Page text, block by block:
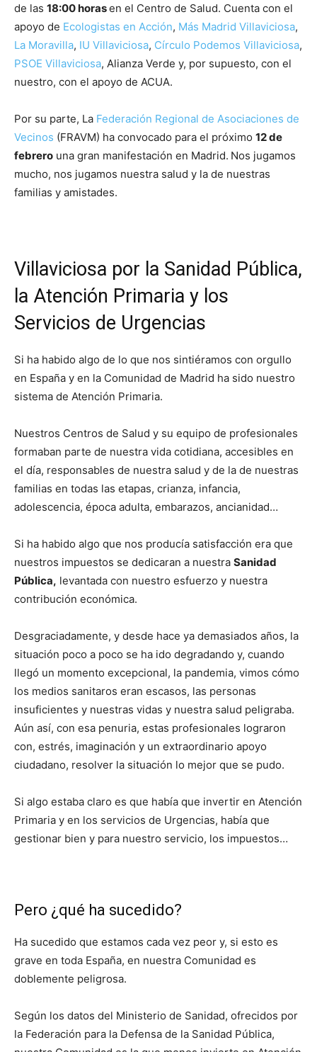
de las 18:00 horasen el Centro de Salud. Cuenta con el
apoyo de Ecologistas en Acción, Más Madrid Villaviciosa,
La Moravilla, IU Villaviciosa, Círculo Podemos Villaviciosa,
PSOE Villaviciosa, Alianza Verde y, por supuesto, con el
nuestro, con el apoyo de ACUA.
Por su parte, La Federación Regional de Asociaciones de
Vecinos (FRAVM) ha convocado para el próximo 12 de
febrero una gran manifestación en Madrid. Nos jugamos
mucho, nos jugamos nuestra salud y la de nuestras
familias y amistades.
Villaviciosa por la Sanidad Pública,
la Atención Primaria y los
Servicios de Urgencias
Si ha habido algo de lo que nos sintiéramos con orgullo
en España y en la Comunidad de Madrid ha sido nuestro
sistema de Atención Primaria.
Nuestros Centros de Salud y su equipo de profesionales
formaban parte de nuestra vida cotidiana, accesibles en
el día, responsables de nuestra salud y de la de nuestras
familias en todas las etapas, crianza, infancia,
adolescencia, época adulta, embarazos, ancianidad…
Si ha habido algo que nos producía satisfacción era que
nuestros impuestos se dedicaran a nuestra Sanidad
Pública, levantada con nuestro esfuerzo y nuestra
contribución económica.
Desgraciadamente, y desde hace ya demasiados años, la
situación poco a poco se ha ido degradando y, cuando
llegó un momento excepcional, la pandemia, vimos cómo
los medios sanitaros eran escasos, las personas
insuficientes y nuestras vidas y nuestra salud peligraba.
Aún así, con esa penuria, estas profesionales lograron
con, estrés, imaginación y un extraordinario apoyo
ciudadano, resolver la situación lo mejor que se pudo.
Si algo estaba claro es que había que invertir en Atención
Primaria y en los servicios de Urgencias, había que
gestionar bien y para nuestro servicio, los impuestos…
Pero ¿qué ha sucedido?
Ha sucedido que estamos cada vez peor y, si esto es
grave en toda España, en nuestra Comunidad es
doblemente peligrosa.
Según los datos del Ministerio de Sanidad, ofrecidos por
la Federación para la Defensa de la Sanidad Pública,